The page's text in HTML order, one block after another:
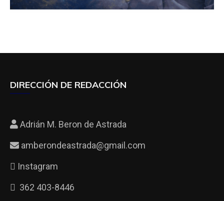
DIRECCIÓN DE REDACCIÓN
Adrián M. Beron de Astrada
amberondeastrada@gmail.com
Instagram
362 403-8446